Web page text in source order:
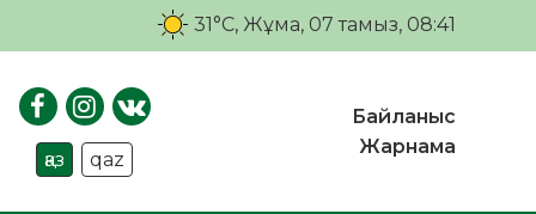
31°C, Жұма, 07 тамыз, 08:41
қаз qaz
Байланыс
Жарнама